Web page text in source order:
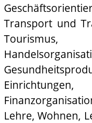
Transport und
Lehre, Wohnen,